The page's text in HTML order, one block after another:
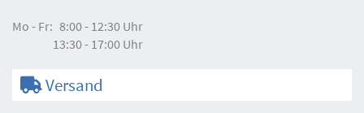
Mo - Fr: 8:00 - 12:30 Uhr
13:30 - 17:00 Uhr
Versand